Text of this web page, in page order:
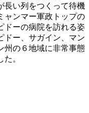
長い列をつくって待機
ャンマー軍政トップの
ドーの病院を訪れる姿
ドー、サガイン、マン
州の６地域に非常事態
。